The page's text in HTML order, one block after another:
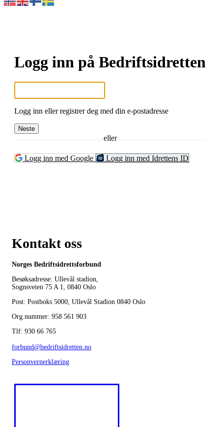
Logg inn på Bedriftsidretten
Logg inn eller registrer deg med din e-postadresse
Neste
eller
Logg inn med Google Logg inn med Idrettens ID
Kontakt oss
Norges Bedriftsidrettsforbund
Besøksadresse: Ullevål stadion,
Sognsveien 75 A 1, 0840 Oslo
Post: Postboks 5000, Ullevål Stadion 0840 Oslo
Org.nummer: 958 561 903
Tlf: 930 66 765
forbund@bedriftsidretten.no
Personvernerklæring